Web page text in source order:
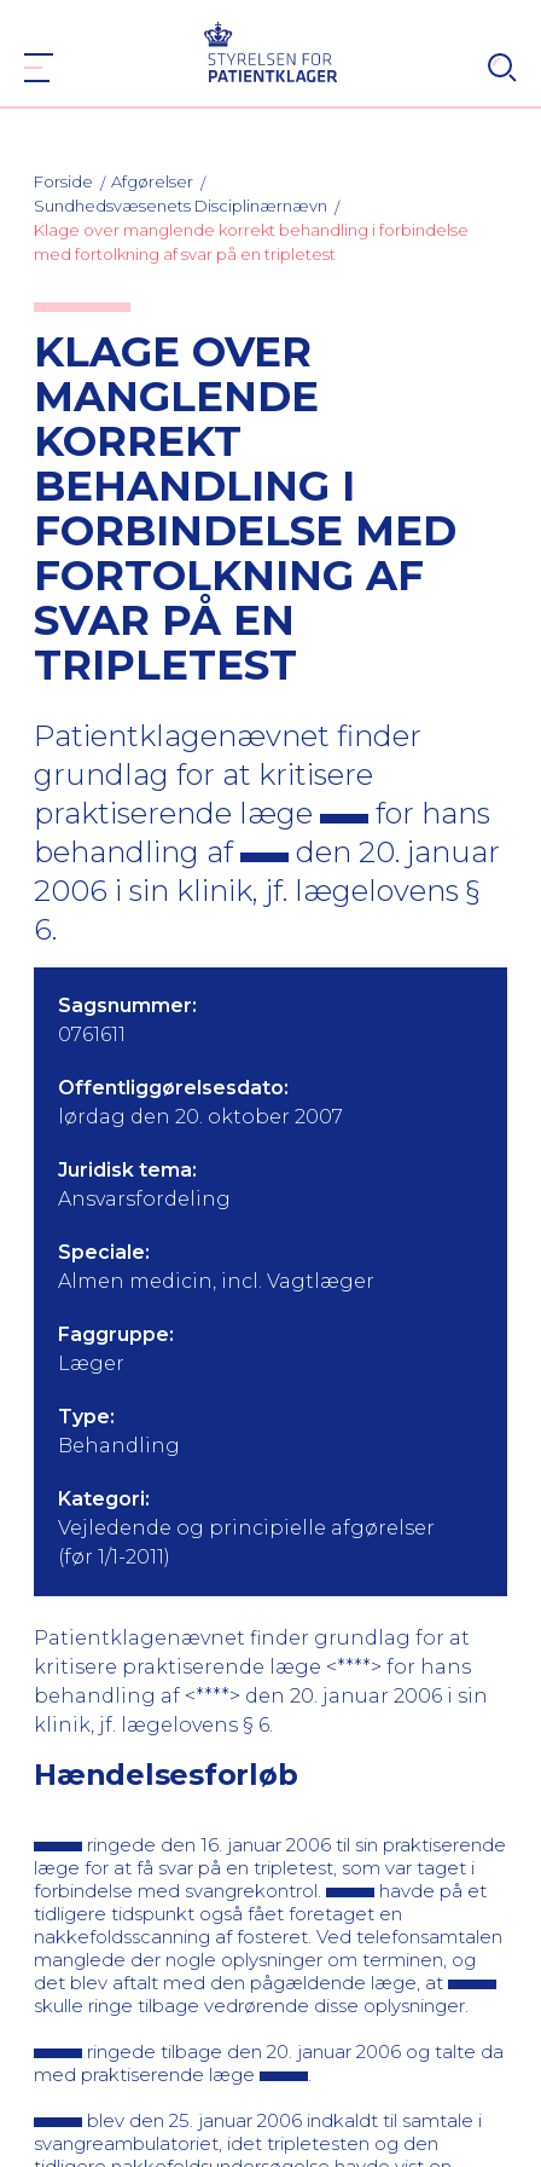
Forside
Afgørelser
Sundhedsvæsenets Disciplinærnævn
Klage over manglende korrekt behandling i forbindelse
med fortolkning af svar på en tripletest
KLAGE OVER
MANGLENDE
KORREKT
BEHANDLING I
FORBINDELSE MED
FORTOLKNING AF
SVAR PÅ EN
TRIPLETEST
Patientklagenævnet finder
grundlag for at kritisere
praktiserende læge
for hans
behandling af
den 20. januar
2006 i sin klinik, jf. lægelovens §
6.
Sagsnummer:
0761611
Offentliggørelsesdato:
lørdag den 20. oktober 2007
Juridisk tema:
Ansvarsfordeling
Speciale:
Almen medicin, incl. Vagtlæger
Faggruppe:
Læger
Type:
Behandling
Kategori:
Vejledende og principielle afgørelser
(før 1/1-2011)
Patientklagenævnet finder grundlag for at
kritisere praktiserende læge <****> for hans
behandling af <****> den 20. januar 2006 i sin
klinik, jf. lægelovens § 6.
Hændelsesforløb
ringede den 16. januar 2006 til sin praktiserende
læge for at få svar på en tripletest, som var taget i
forbindelse med svangrekontrol.
havde på et
tidligere tidspunkt også fået foretaget en
nakkefoldsscanning af fosteret. Ved telefonsamtalen
manglede der nogle oplysninger om terminen, og
det blev aftalt med den pågældende læge, at
skulle ringe tilbage vedrørende disse oplysninger.
ringede tilbage den 20. januar 2006 og talte da
med praktiserende læge
blev den 25. januar 2006 indkaldt til samtale i
svangreambulatoriet, idet tripletesten og den